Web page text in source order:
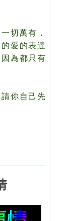
切萬有，
愛的表達
因為都 只有
你自己先